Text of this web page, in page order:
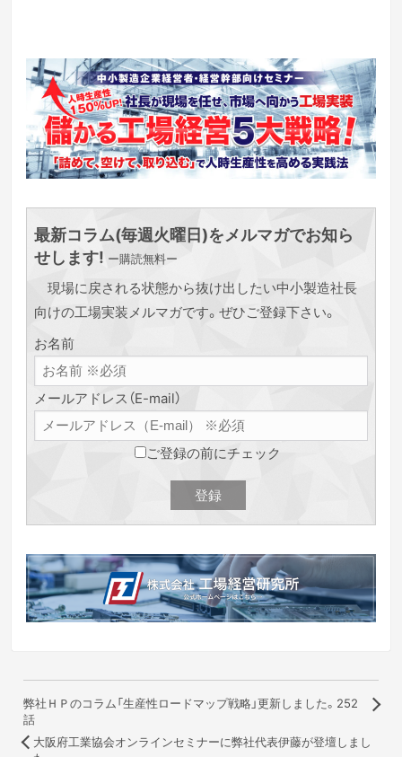
最新コラム(毎週火曜日)をメルマガでお知ら
せします! ー購読無料ー
現場に戻される状態から抜け出したい中小製造社長
向けの工場実装メルマガです。ぜひご登録下さい。
お名前
メールアドレス（E-mail）
ご登録の前にチェック
弊社ＨＰのコラム「生産性ロードマップ戦略」更新しました。252
話
大阪府工業協会オンラインセミナーに弊社代表伊藤が登壇しまし